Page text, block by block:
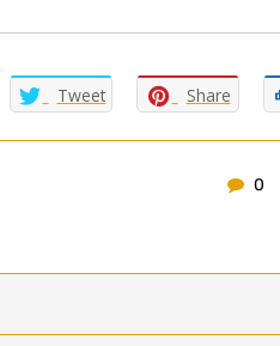
Tweet Share
0